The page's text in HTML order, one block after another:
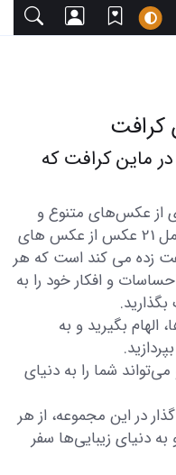
ماین کرافت که
از عکس‌های متنوع و
زیبا دعوت می‌کنیم. این مجموعه شامل 21 عکس از عکس های
زده می کند است که هر
و افکار خود را به
الهام بگیرید و به
شما را به دنیای
در این مجموعه، از هر
دنیای زیبایی‌ها سفر